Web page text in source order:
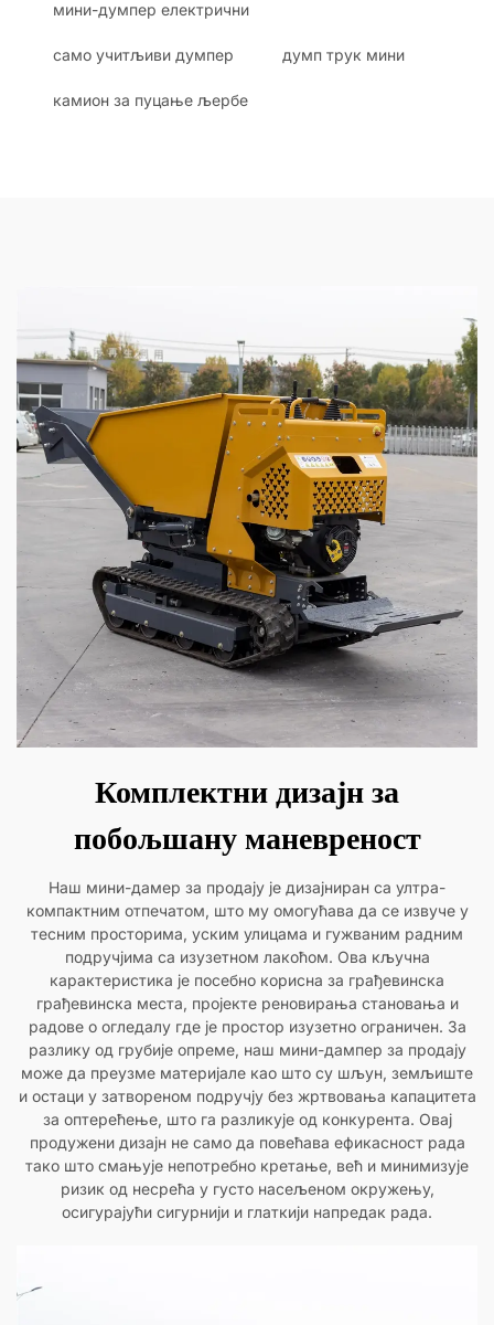
мини-думпер електрични
само учитљиви думпер думп трук мини
камион за пуцање љербе
Комплектни дизајн за
побољшану маневреност
Наш мини-дамер за продају је дизајниран са ултра-
компактним отпечатом, што му омогућава да се извуче у
тесним просторима, уским улицама и гужваним радним
подручјима са изузетном лакоћом. Ова кључна
карактеристика је посебно корисна за грађевинска
грађевинска места, пројекте реновирања становања и
радове о огледалу где је простор изузетно ограничен. За
разлику од грубије опреме, наш мини-дампер за продају
може да преузме материјале као што су шљун, земљиште
и остаци у затвореном подручју без жртвовања капацитета
за оптерећење, што га разликује од конкурента. Овај
продужени дизајн не само да повећава ефикасност рада
тако што смањује непотребно кретање, већ и минимизује
ризик од несрећа у густо насељеном окружењу,
осигурајући сигурнији и глаткији напредак рада.